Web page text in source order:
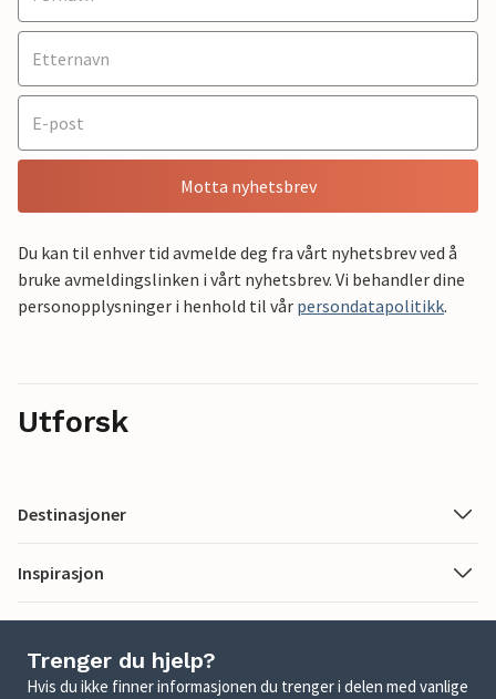
Motta nyhetsbrev
Du kan til enhver tid avmelde deg fra vårt nyhetsbrev ved å
bruke avmeldingslinken i vårt nyhetsbrev. Vi behandler dine
personopplysninger i henhold til vår persondatapolitikk.
Utforsk
Destinasjoner
Inspirasjon
Trenger du hjelp?
Hvis du ikke finner informasjonen du trenger i delen med vanlige